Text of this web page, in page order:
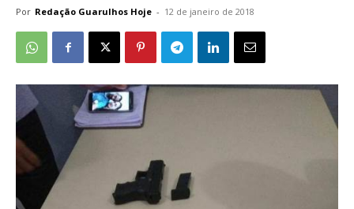
Por Redação Guarulhos Hoje - 12 de janeiro de 2018